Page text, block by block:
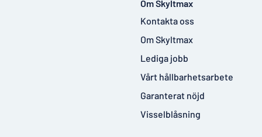
Om Skyltmax
Kontakta oss
Om Skyltmax
Lediga jobb
Vårt hållbarhetsarbete
Garanterat nöjd
Visselblåsning